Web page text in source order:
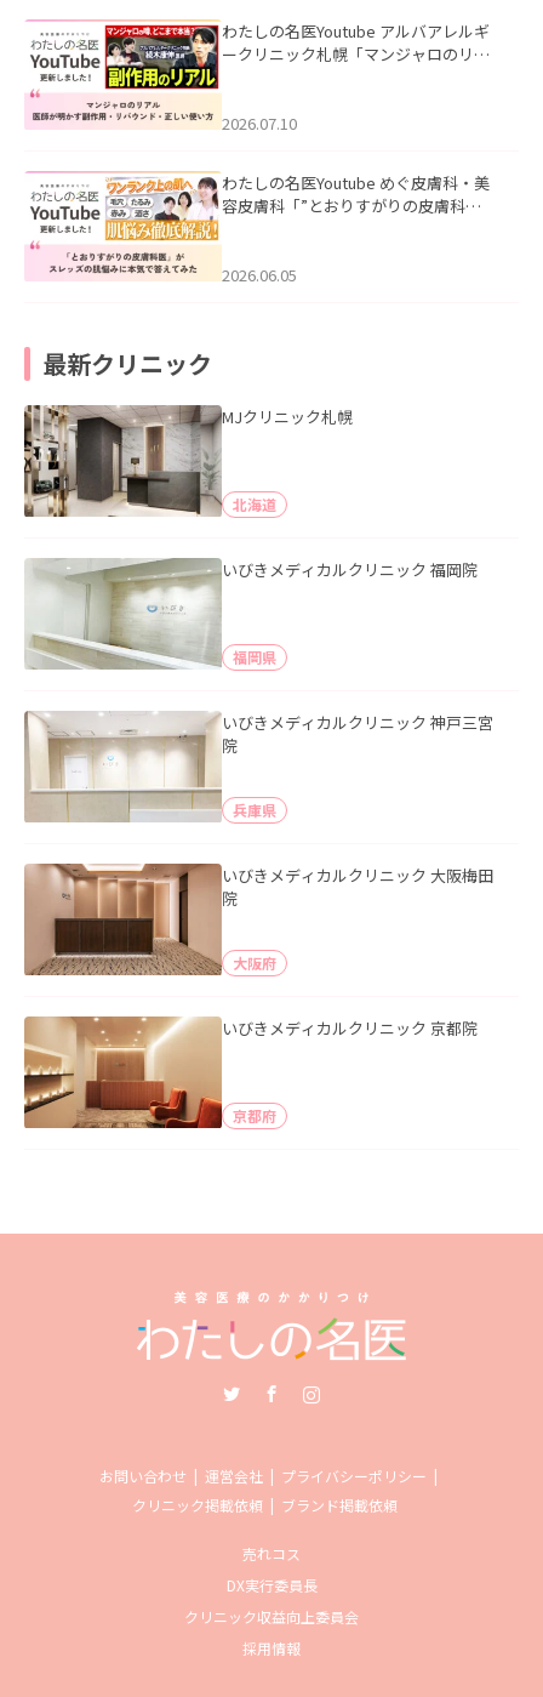
わたしの名医Youtube アルバアレルギ
ークリニック札幌「マンジャロのリア
た。
2026.07.10
わたしの名医Youtube めぐ皮膚科・美
容皮膚科「”とおりすがりの皮膚科
2026.06.05
最新クリニック
MJクリニック札幌
北海道
いびきメディカルクリニック 福岡院
福岡県
いびきメディカルクリニック 神戸三宮
院
兵庫県
いびきメディカルクリニック 大阪梅田
院
大阪府
いびきメディカルクリニック 京都院
京都府
お問い合わせ 運営会社
プライバシーポリシー
クリニック掲載依頼
ブランド掲載依頼
売れコス
DX実行委員長
クリニック収益向上委員会
採用情報